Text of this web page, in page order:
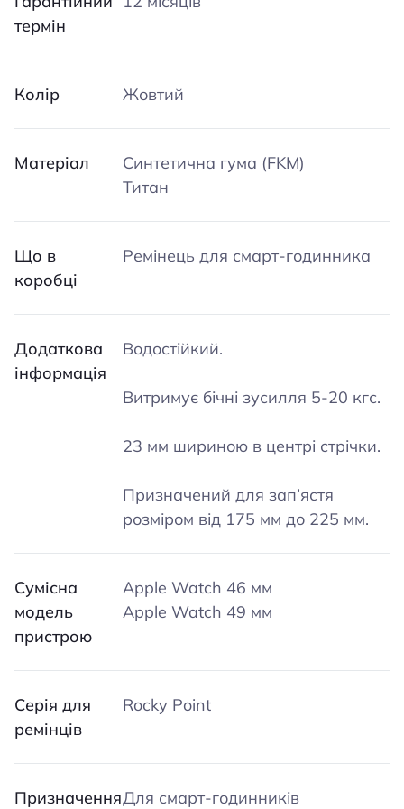
термін
Колір Жовтий
Матеріал
Синтетична гума (FKM)
Титан
Що в
коробці
Ремінець для смарт-годинника
Додаткова
інформація
Водостійкий.
Витримує бічні зусилля 5-20 кгс.
23 мм шириною в центрі стрічки.
Призначений для зап’ястя
розміром від 175 мм до 225 мм.
Сумісна
модель
пристрою
Apple Watch 46 мм
Apple Watch 49 мм
Серія для
ремінців
Rocky Point
ПризначенняДля смарт-годинників